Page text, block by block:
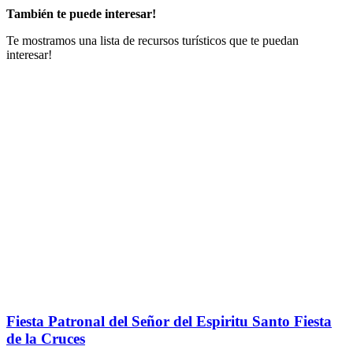
También te puede interesar!
Te mostramos una lista de recursos turísticos que te puedan
interesar!
Fiesta Patronal del Señor del Espiritu Santo Fiesta
de la Cruces